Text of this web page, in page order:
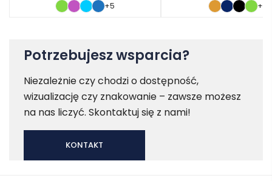
+5 +1
Potrzebujesz wsparcia?
Niezależnie czy chodzi o dostępność,
wizualizację czy znakowanie – zawsze możesz
na nas liczyć. Skontaktuj się z nami!
KONTAKT